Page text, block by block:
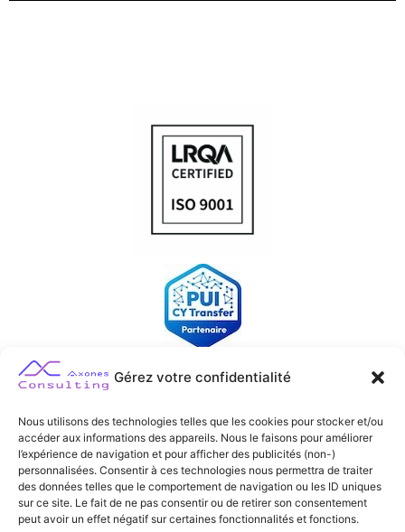
Gérez votre confidentialité
Nous utilisons des technologies telles que les cookies pour stocker et/ou
accéder aux informations des appareils. Nous le faisons pour améliorer
l’expérience de navigation et pour afficher des publicités (non-)
personnalisées. Consentir à ces technologies nous permettra de traiter
des données telles que le comportement de navigation ou les ID uniques
sur ce site. Le fait de ne pas consentir ou de retirer son consentement
peut avoir un effet négatif sur certaines fonctionnalités et fonctions.